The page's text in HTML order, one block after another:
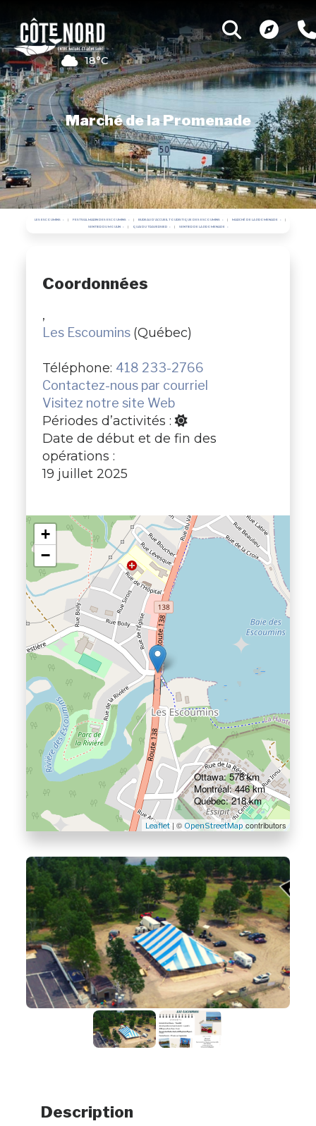
18°C
Marché de la Promenade
LES ESCOUMINS FESTIVAL MARIN DES ESCOUMINS BUREAU D'ACCUEIL TOURISTIQUE DES ESCOUMINS MARCHÉ DE LA PROMENADE
SENTIER DU MOULIN QUAI DU TRAVERSIER SENTIER DE LA PROMENADE
Coordonnées
,
Les Escoumins (Québec)
Téléphone: 418 233-2766
Contactez-nous par courriel
Visitez notre site Web
Périodes d’activités :
Date de début et de fin des
opérations :
19 juillet 2025
+
−
Leaflet| © OpenStreetMapcontributors
Ottawa: 578 km
Montréal: 446 km
Québec: 218 km
Description